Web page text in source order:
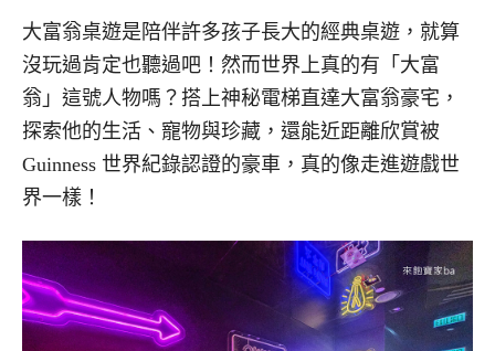
大富翁桌遊是陪伴許多孩子長大的經典桌遊，就算
沒玩過肯定也聽過吧！然而世界上真的有「大富
翁」這號人物嗎？搭上神秘電梯直達大富翁豪宅，
探索他的生活、寵物與珍藏，還能近距離欣賞被
Guinness 世界紀錄認證的豪車，真的像走進遊戲世
界一樣！